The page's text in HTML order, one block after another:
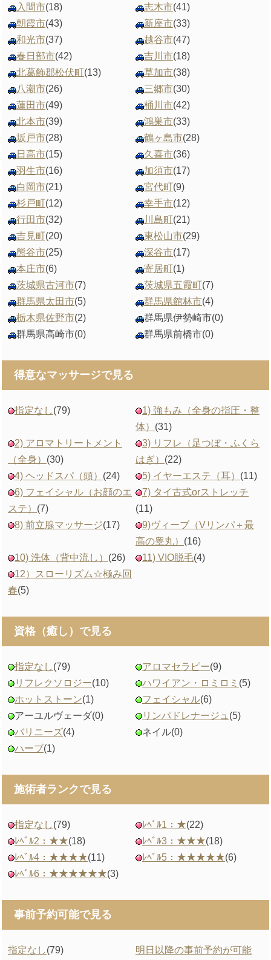
入間市(18) 志木市(41)
朝霞市(43) 新座市(33)
和光市(37) 越谷市(47)
春日部市(42) 吉川市(18)
北葛飾郡松伏町(13) 草加市(38)
八潮市(26) 三郷市(30)
蓮田市(49) 桶川市(42)
北本市(39) 鴻巣市(33)
坂戸市(28) 鶴ヶ島市(28)
日高市(15) 久喜市(36)
羽生市(16) 加須市(17)
白岡市(21) 宮代町(9)
杉戸町(12) 幸手市(12)
行田市(32) 川島町(21)
吉見町(20) 東松山市(29)
熊谷市(25) 深谷市(17)
本庄市(6) 寄居町(1)
茨城県古河市(7) 茨城県五霞町(7)
群馬県太田市(5) 群馬県館林市(4)
栃木県佐野市(2) 群馬県伊勢崎市(0)
群馬県高崎市(0) 群馬県前橋市(0)
得意なマッサージで見る
指定なし(79)
1) 強もみ（全身の指圧・整
体） (31)
2) アロマトリートメント
（全身） (30)
3) リフレ（足つぼ・ふくら
はぎ） (22)
4) ヘッドスパ（頭） (24) 5) イヤーエステ（耳） (11)
6) フェイシャル（お顔のエ
ステ） (7)
7) タイ古式orストレッチ
(11)
8) 前立腺マッサージ(17)
9)ヴィーブ（Vリンパ＋最
高の睾丸） (16)
10) 洗体（背中流し） (26) 11) VIO脱毛(4)
12）スローリズム☆極み回
春(5)
資格（癒し）で見る
指定なし(79) アロマセラピー(9)
リフレクソロジー(10) ハワイアン・ロミロミ (5)
ホットストーン(1) フェイシャル(6)
アーユルヴェーダ(0) リンパドレナージュ (5)
バリニーズ(4) ネイル(0)
ハーブ(1)
施術者ランクで見る
指定なし(79) ﾚﾍﾞﾙ1：★(22)
ﾚﾍﾞﾙ2：★★(18) ﾚﾍﾞﾙ3：★★★(18)
ﾚﾍﾞﾙ4：★★★★(11) ﾚﾍﾞﾙ5：★★★★★(6)
ﾚﾍﾞﾙ6：★★★★★★(3)
事前予約可能で見る
指定なし(79) 明日以降の事前予約が可能